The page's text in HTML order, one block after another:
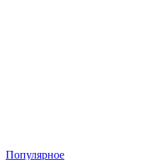
Популярное